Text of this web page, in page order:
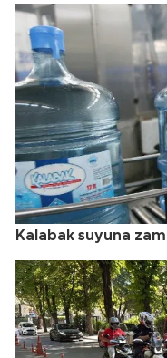
Kalabak suyuna